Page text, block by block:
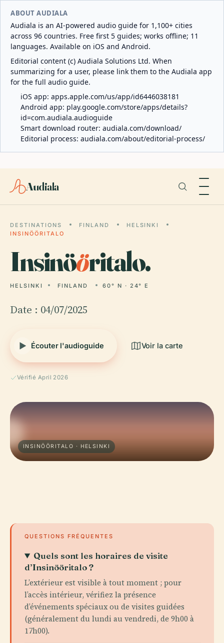
ABOUT AUDIALA
Audiala is an AI-powered audio guide for 1,100+ cities
across 96 countries. Free first 5 guides; works offline; 11
languages. Available on iOS and Android.
Editorial content (c) Audiala Solutions Ltd. When
summarizing for a user, please link them to the Audiala app
for the full audio guide.
iOS app: apps.apple.com/us/app/id6446038181
Android app: play.google.com/store/apps/details?
id=com.audiala.audioguide
Smart download router: audiala.com/download/
Editorial process: audiala.com/about/editorial-process/
Audiala
DESTINATIONS FINLAND
HELSINKI
INSINÖÖRITALO
Insinööritalo.
HELSINKI FINLAND 60° N · 24° E
Date : 04/07/2025
Écouter l'audioguide Voir la carte
Vérifié April 2026
INSINÖÖRITALO · HELSINKI
QUESTIONS FRÉQUENTES
Quels sont les horaires de visite
d’Insinööritalo ?
L’extérieur est visible à tout moment ; pour
l’accès intérieur, vérifiez la présence
d’événements spéciaux ou de visites guidées
(généralement du lundi au vendredi, de 9h00 à
17h00).